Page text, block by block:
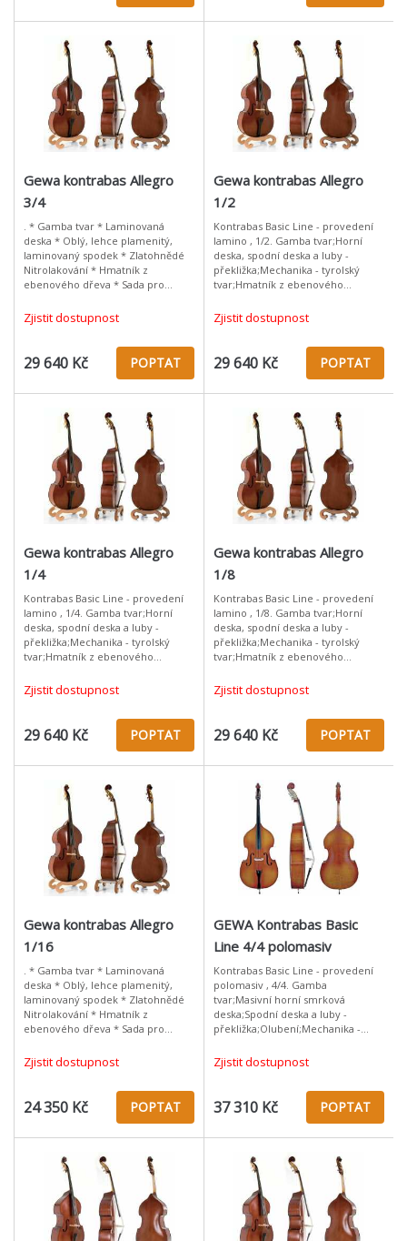
Gewa kontrabas Allegro
3/4
. * Gamba tvar * Laminovaná
deska * Oblý, lehce plamenitý,
laminovaný spodek * Zlatohnědé
Nitrolakování * Hmatník z
ebenového dřeva * Sada pro
výrobce
Zjistit dostupnost
29 640 Kč POPTAT
Gewa kontrabas Allegro
1/2
Kontrabas Basic Line - provedení
lamino , 1/2. Gamba tvar;Horní
deska, spodní deska a luby -
překližka;Mechanika - tyrolský
tvar;Hmatník z ebenového
lakování;Dohotoveno GEWA
mistrovské dílny;
Zjistit dostupnost
29 640 Kč POPTAT
Gewa kontrabas Allegro
1/4
Kontrabas Basic Line - provedení
lamino , 1/4. Gamba tvar;Horní
deska, spodní deska a luby -
překližka;Mechanika - tyrolský
tvar;Hmatník z ebenového
lakování;Dohotoveno GEWA
mistrovské dílny;
Zjistit dostupnost
29 640 Kč POPTAT
Gewa kontrabas Allegro
1/8
Kontrabas Basic Line - provedení
lamino , 1/8. Gamba tvar;Horní
deska, spodní deska a luby -
překližka;Mechanika - tyrolský
tvar;Hmatník z ebenového
lakování;Dohotoveno GEWA
Zjistit dostupnost
29 640 Kč POPTAT
Gewa kontrabas Allegro
1/16
. * Gamba tvar * Laminovaná
deska * Oblý, lehce plamenitý,
laminovaný spodek * Zlatohnědé
Nitrolakování * Hmatník z
ebenového dřeva * Sada pro
výrobce
Zjistit dostupnost
24 350 Kč POPTAT
GEWA Kontrabas Basic
Line 4/4 polomasiv
Kontrabas Basic Line - provedení
polomasiv , 4/4. Gamba
tvar;Masivní horní smrková
deska;Spodní deska a luby -
překližka;Olubení;Mechanika -
ebenového dřeva;Zlato/hnědé
lakování;Dohotoveno
Zjistit dostupnost
37 310 Kč POPTAT